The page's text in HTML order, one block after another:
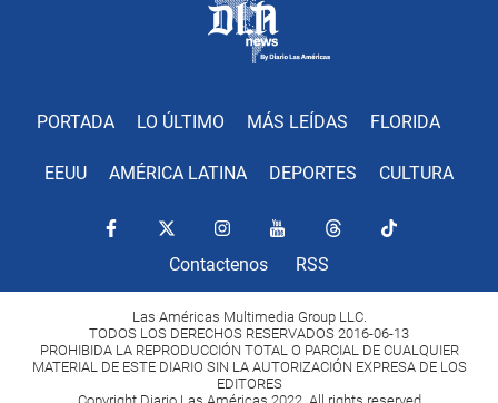
PORTADA LO ÚLTIMO MÁS LEÍDAS FLORIDA
EEUU AMÉRICA LATINA DEPORTES CULTURA
Contactenos RSS
Las Américas Multimedia Group LLC.
TODOS LOS DERECHOS RESERVADOS 2016-06-13
PROHIBIDA LA REPRODUCCIÓN TOTAL O PARCIAL DE CUALQUIER
MATERIAL DE ESTE DIARIO SIN LA AUTORIZACIÓN EXPRESA DE LOS
EDITORES